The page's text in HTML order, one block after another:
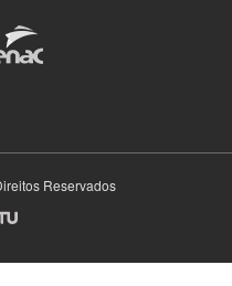
Reservados